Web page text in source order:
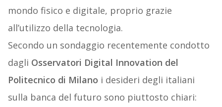
mondo fisico e digitale, proprio grazie
all’utilizzo della tecnologia.
Secondo un sondaggio recentemente condotto
dagli Osservatori Digital Innovation del
Politecnico di Milano i desideri degli italiani
sulla banca del futuro sono piuttosto chiari: